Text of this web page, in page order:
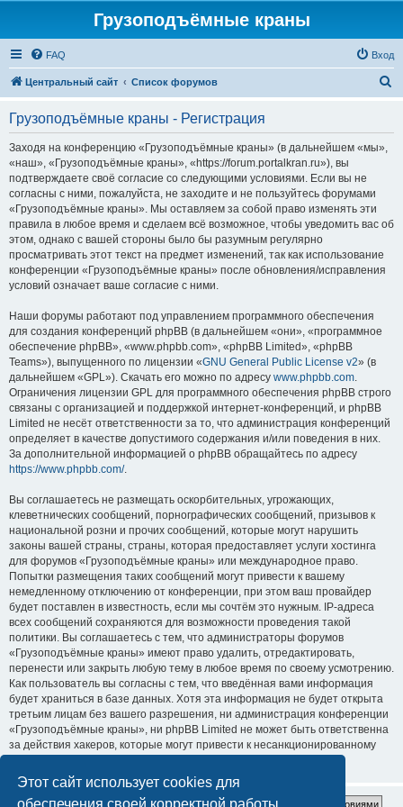
Этот сайт использует cookies для
обеспечения своей корректной работы.
Грузоподъёмные краны
FAQ Вход
Центральный сайт Список форумов
Грузоподъёмные краны - Регистрация
Заходя на конференцию «Грузоподъёмные краны» (в дальнейшем «мы»,
«наш», «Грузоподъёмные краны», «https://forum.portalkran.ru»), вы
подтверждаете своё согласие со следующими условиями. Если вы не
согласны с ними, пожалуйста, не заходите и не пользуйтесь форумами
«Грузоподъёмные краны». Мы оставляем за собой право изменять эти
правила в любое время и сделаем всё возможное, чтобы уведомить вас об
этом, однако с вашей стороны было бы разумным регулярно
просматривать этот текст на предмет изменений, так как использование
конференции «Грузоподъёмные краны» после обновления/исправления
условий означает ваше согласие с ними.
Наши форумы работают под управлением программного обеспечения
для создания конференций phpBB (в дальнейшем «они», «программное
обеспечение phpBB», «www.phpbb.com», «phpBB Limited», «phpBB
Teams»), выпущенного по лицензии «GNU General Public License v2» (в
дальнейшем «GPL»). Скачать его можно по адресу www.phpbb.com.
Ограничения лицензии GPL для программного обеспечения phpBB строго
связаны с организацией и поддержкой интернет-конференций, и phpBB
Limited не несёт ответственности за то, что администрация конференций
определяет в качестве допустимого содержания и/или поведения в них.
За дополнительной информацией о phpBB обращайтесь по адресу
https://www.phpbb.com/.
Вы соглашаетесь не размещать оскорбительных, угрожающих,
клеветнических сообщений, порнографических сообщений, призывов к
национальной розни и прочих сообщений, которые могут нарушить
законы вашей страны, страны, которая предоставляет услуги хостинга
для форумов «Грузоподъёмные краны» или международное право.
Попытки размещения таких сообщений могут привести к вашему
немедленному отключению от конференции, при этом ваш провайдер
будет поставлен в известность, если мы сочтём это нужным. IP-адреса
всех сообщений сохраняются для возможности проведения такой
политики. Вы соглашаетесь с тем, что администраторы форумов
«Грузоподъёмные краны» имеют право удалить, отредактировать,
перенести или закрыть любую тему в любое время по своему усмотрению.
Как пользователь вы согласны с тем, что введённая вами информация
будет храниться в базе данных. Хотя эта информация не будет открыта
третьим лицам без вашего разрешения, ни администрация конференции
«Грузоподъёмные краны», ни phpBB Limited не может быть ответственна
за действия хакеров, которые могут привести к несанкционированному